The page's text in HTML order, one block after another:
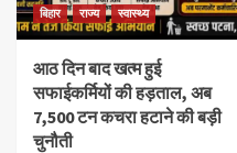
बिहार
राज्य स्वास्थ्य
आठ दिन बाद खत्म हुई
सफाईकर्मियों की हड़ताल, अब
7,500 टन कचरा हटाने की बड़ी
चुनौती